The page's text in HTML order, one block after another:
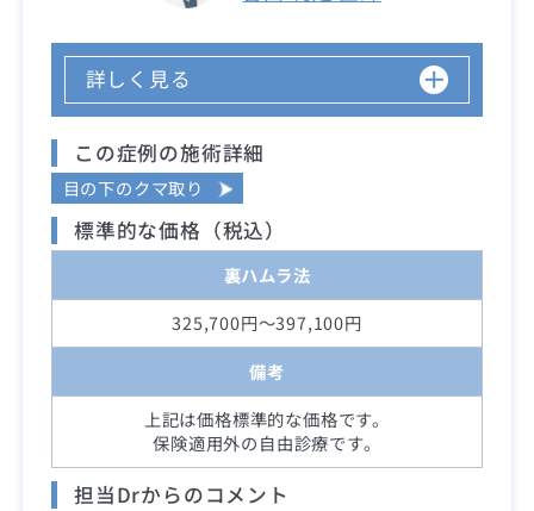
詳しく見る
この症例の施術詳細
目の下のクマ取り
標準的な価格（税込）
裏ハムラ法
325,700円～397,100円
備考
上記は価格標準的な価格です。
保険適用外の自由診療です。
担当Drからのコメント